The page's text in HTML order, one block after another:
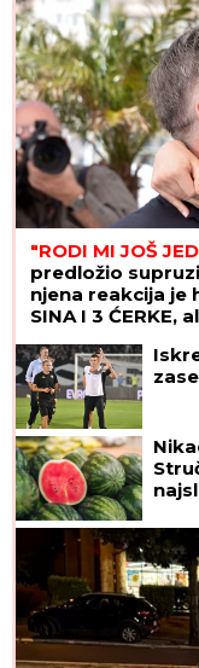
"RODI MI JOŠ
predložio supruzi
njena reakcija je
SINA I 3 ĆERKE,